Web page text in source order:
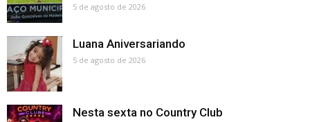
5 de agosto de 2026
Luana Aniversariando
5 de agosto de 2026
Nesta sexta no Country Club